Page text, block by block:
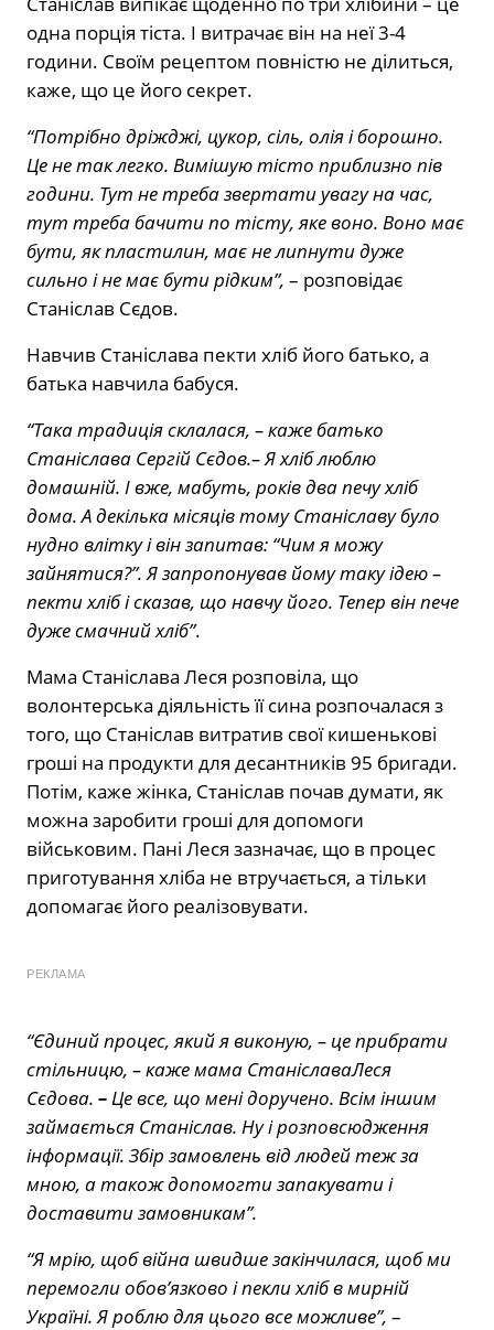
одна порція тіста. І витрачає він на неї 3-4
години. Своїм рецептом повністю не ділиться,
каже, що це його секрет.
“Потрібно дріжджі, цукор, сіль, олія і борошно.
Це не так легко. Вимішую тісто приблизно пів
години. Тут не треба звертати увагу на час,
тут треба бачити по тісту, яке воно. Воно має
бути, як пластилин, має не липнути дуже
сильно і не має бути рідким”, – розповідає
Станіслав Сєдов.
Навчив Станіслава пекти хліб його батько, а
батька навчила бабуся.
“Така традиція склалася, – каже батько
Станіслава Сергій Сєдов.– Я хліб люблю
домашній. І вже, мабуть, років два печу хліб
дома. А декілька місяців тому Станіславу було
нудно влітку і він запитав: “Чим я можу
зайнятися?”. Я запропонував йому таку ідею –
пекти хліб і сказав, що навчу його. Тепер він пече
дуже смачний хліб”.
Мама Станіслава Леся розповіла, що
волонтерська діяльність її сина розпочалася з
того, що Станіслав витратив свої кишенькові
гроші на продукти для десантників 95 бригади.
Потім, каже жінка, Станіслав почав думати, як
можна заробити гроші для допомоги
військовим. Пані Леся зазначає, що в процес
приготування хліба не втручається, а тільки
допомагає його реалізовувати.
РЕКЛАМА
“Єдиний процес, який я виконую, – це прибрати
стільницю, – каже мама СтаніславаЛеся
Сєдова. –Це все, що мені доручено. Всім іншим
займається Станіслав. Ну і розповсюдження
інформації. Збір замовлень від людей теж за
мною, а також допомогти запакувати і
доставити замовникам”.
“Я мрію, щоб війна швидше закінчилася, щоб ми
перемогли обов’язково і пекли хліб в мирній
Україні. Я роблю для цього все можливе”, –